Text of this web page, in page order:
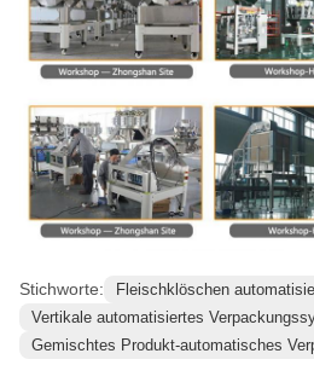
Stichworte:
Fleischklöschen
Vertikale automatisiertes
Gemischtes Produkt-automatisches